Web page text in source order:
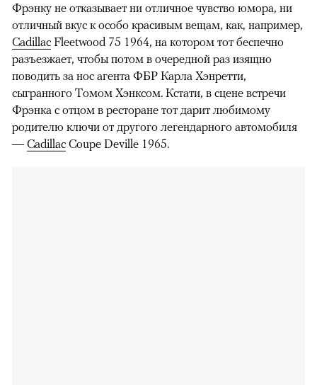
Фрэнку не отказывает ни отличное чувство юмора, ни
отличный вкус к особо красивым вещам, как, например,
Cadillac Fleetwood 75 1964, на котором тот беспечно
разъезжает, чтобы потом в очередной раз изящно
поводить за нос агента ФБР Карла Хэнретти,
сыгранного Томом Хэнксом. Кстати, в сцене встречи
Фрэнка с отцом в ресторане тот дарит любимому
родителю ключи от другого легендарного автомобиля
— Cadillac Coupe Deville 1965.